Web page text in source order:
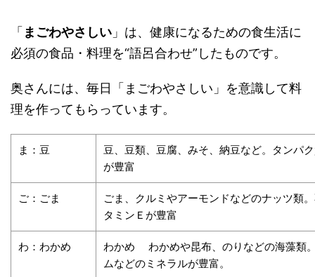
「まごわやさしい 」は、健康になるための食生活に
必須の食品・料理を“語呂合わせ”したものです。
奥さんには、毎日「まごわやさしい」を意識して料
理を作ってもらっています。
ま：豆
豆、豆類、豆腐、みそ、納豆など。タンパ
が豊富
ご：ごま
ごま、クルミやアーモンドなどのナッツ類
タミンＥが豊富
わ：わかめ
わかめ わかめや昆布、のりなどの海藻類
ムなどのミネラルが豊富。